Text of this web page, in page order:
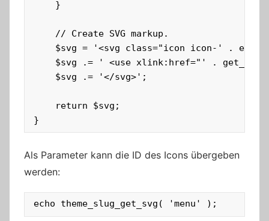
}
Als Parameter kann die ID des Icons übergeben
werden:
echo theme_slug_get_svg( 'menu' );